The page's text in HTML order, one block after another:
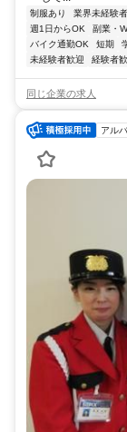
制服あり 業界未経験
週1日からOK
副業・
バイク通勤OK
短期
未経験者歓迎
経験者
同じ企業の求人
アル